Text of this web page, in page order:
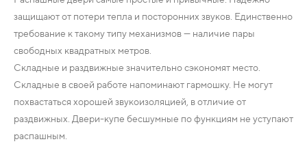
защищают от потери тепла и посторонних звуков. Единственно
требование к такому типу механизмов — наличие пары
свободных квадратных метров.
Складные и раздвижные значительно сэкономят место.
Складные в своей работе напоминают гармошку. Не могут
похвастаться хорошей звукоизоляцией, в отличие от
раздвижных. Двери-купе бесшумные по функциям не уступают
распашным.